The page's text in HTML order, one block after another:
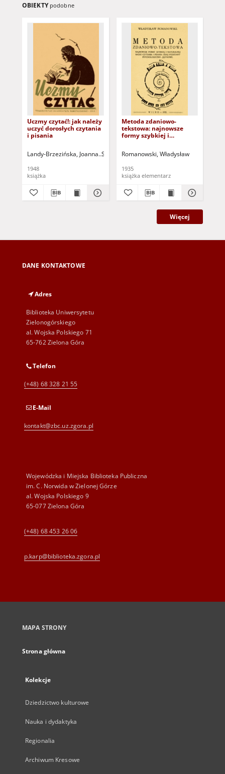
OBIEKTY podobne
Uczmy czytać!: jak należy
uczyć dorosłych czytania
i pisania
Landy-Brzezińska, Joanna Słomczyński, Jan - il.
1948
książka
Metoda zdaniowo-
tekstowa: najnowsze
formy szybkiej i
podstawy
Romanowski, Władysław
1935
książka elementarz
Więcej
DANE KONTAKTOWE
Adres
Biblioteka Uniwersytetu
Zielonogórskiego
al. Wojska Polskiego 71
65-762 Zielona Góra
Telefon
(+48) 68 328 21 55
E-Mail
kontakt@zbc.uz.zgora.pl
Wojewódzka i Miejska Biblioteka Publiczna
im. C. Norwida w Zielonej Górze
al. Wojska Polskiego 9
65-077 Zielona Góra
(+48) 68 453 26 06
p.karp@biblioteka.zgora.pl
MAPA STRONY
Strona główna
Kolekcje
Dziedzictwo kulturowe
Nauka i dydaktyka
Regionalia
Archiwum Kresowe